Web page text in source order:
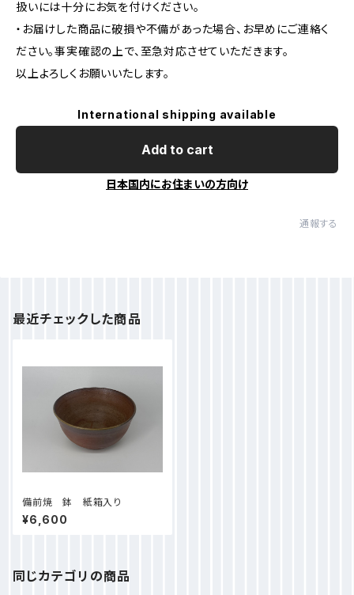
扱いには十分にお気を付けください。
・お届けした商品に破損や不備があった場合、お早めにご連絡く
ださい。事実確認の上で、至急対応させていただきます。
以上よろしくお願いいたします。
International shipping available
Add to cart
日本国内にお住まいの方向け
通報する
最近チェックした商品
備前焼 鉢 紙箱入り
¥6,600
同じカテゴリの商品